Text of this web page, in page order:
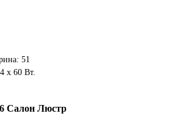
51
х 60 Вт.
Салон Люстр